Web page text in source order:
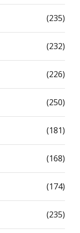
(235)
(232)
(226)
(250)
(181)
(168)
(174)
(235)